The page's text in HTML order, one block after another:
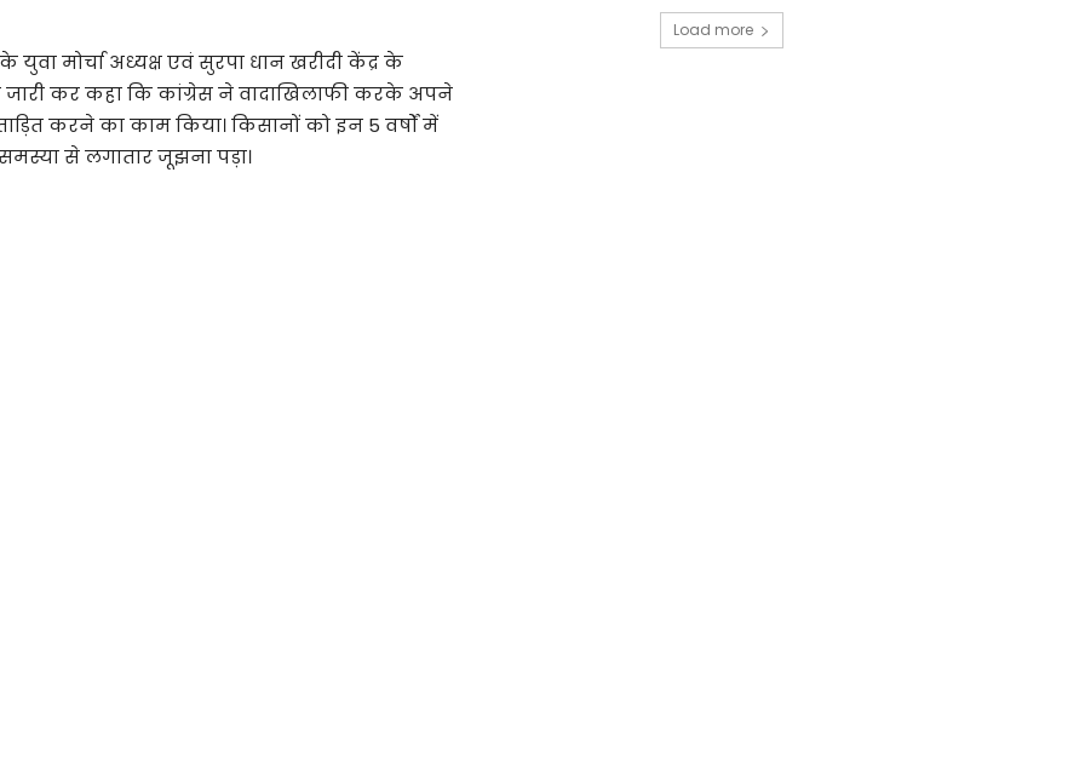
युवा मोर्चा अध्यक्ष एवं सुरपा धान खरीदी केंद्र के
जारी कर कहा कि कांग्रेस ने वादाखिलाफी करके अपने
करने का काम किया। किसानों को इन 5 वर्षों में
से लगातार जूझना पड़ा।
Load more